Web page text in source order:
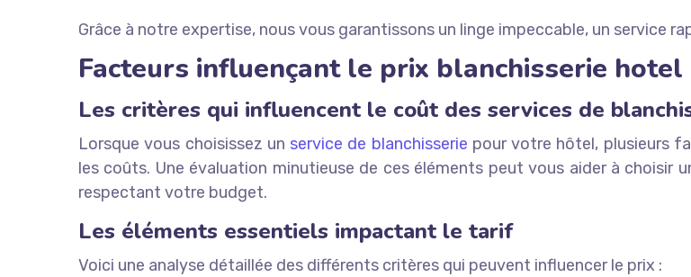
Grâce à notre expertise, nous vous garantissons un linge impeccable, un service
Facteurs influençant le prix blanchisserie hotel
Les critères qui influencent le coût des services de
Lorsque vous choisissez un service de blanchisserie pour votre hôtel, plusieurs
les coûts. Une évaluation minutieuse de ces éléments peut vous aider à
respectant votre budget.
Les éléments essentiels impactant le tarif
Voici une analyse détaillée des différents critères qui peuvent influencer le prix :